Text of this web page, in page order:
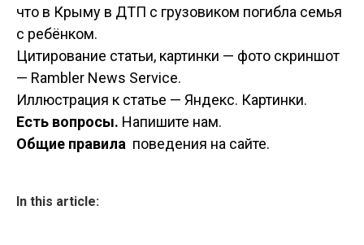
что в Крыму в ДТП с грузовиком погибла семья
с ребёнком.
Цитирование статьи, картинки — фото скриншот
— Rambler News Service.
Иллюстрация к статье — Яндекс. Картинки.
Есть вопросы. Напишите нам.
Общие правила поведения на сайте.
In this article: